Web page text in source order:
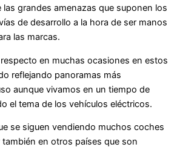
grandes amenazas que suponen los
de desarrollo a la hora de ser manos
las marcas.
en muchas ocasiones en estos
reflejando panoramas más
aunque vivamos en un tiempo de
el tema de los vehículos eléctricos.
se siguen vendiendo muchos coches
en otros países que son